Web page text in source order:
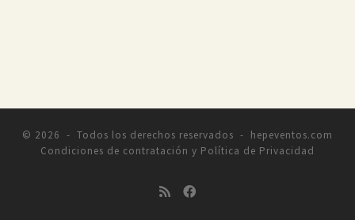
© 2026 - Todos los derechos reservados - hepeventos.com
Condiciones de contratación y Política de Privacidad